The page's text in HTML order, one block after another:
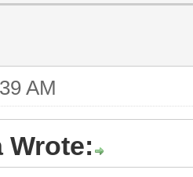
AM
Wrote: